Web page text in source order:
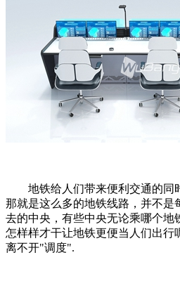
地铁给人们带来便利交通的同
那就是这么多的地铁线路，并不是
去的中央，有些中央无论乘哪个地
怎样样才干让地铁更便当人们出行
离不开"调度".